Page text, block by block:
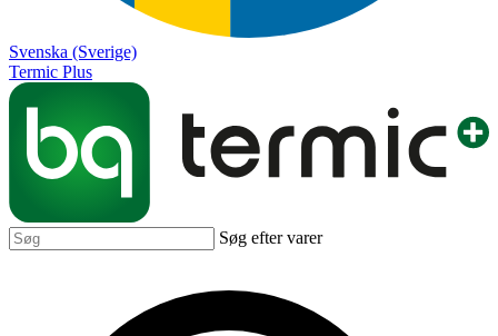
Svenska (Sverige)
Termic Plus
Søg efter varer